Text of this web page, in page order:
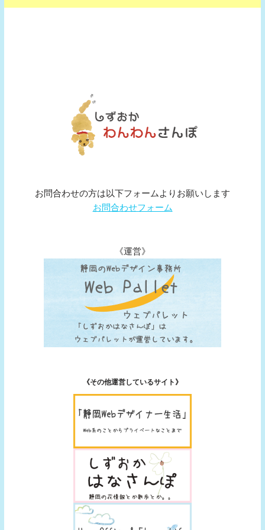
お問合わせの方は以下フォームよりお願いします
お問合わせフォーム
《運営》
《その他運営しているサイト》